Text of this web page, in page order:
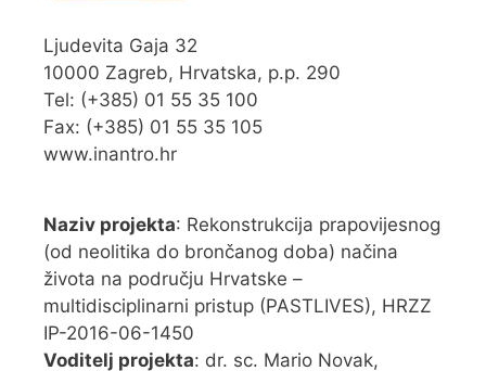
Ljudevita Gaja 32
10000 Zagreb, Hrvatska, p.p. 290
Tel: (+385) 01 55 35 100
Fax: (+385) 01 55 35 105
www.inantro.hr
Naziv projekta: Rekonstrukcija prapovijesnog
(od neolitika do brončanog doba) načina
života na području Hrvatske –
multidisciplinarni pristup (PASTLIVES), HRZZ
IP-2016-06-1450
Voditelj projekta: dr. sc. Mario Novak,